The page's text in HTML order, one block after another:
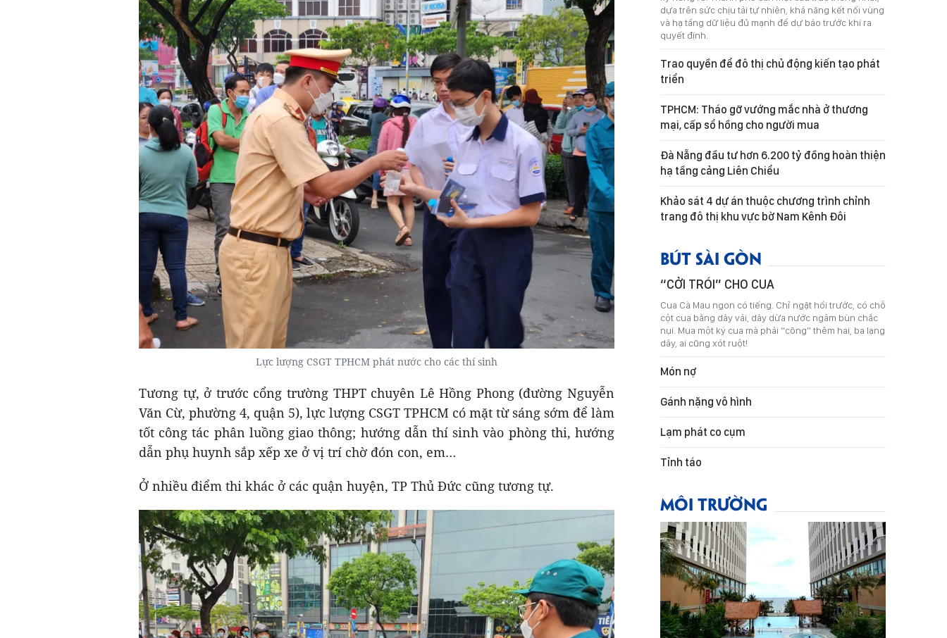
Lực lượng CSGT TPHCM phát nước cho các thí sinh
Tương tự, ở trước cổng trường THPT chuyên Lê Hồng Phong (đường Nguyễn
Văn Cừ, phường 4, quận 5), lực lượng CSGT TPHCM có mặt từ sáng sớm để làm
tốt công tác phân luồng giao thông; hướng dẫn thí sinh vào phòng thi, hướng
dẫn phụ huynh sắp xếp xe ở vị trí chờ đón con, em…
Ở nhiều điểm thi khác ở các quận huyện, TP Thủ Đức cũng tương tự.
dựa trên sức chịu tải tự nhiên, khả năng kết nối vùng
và hạ tầng dữ liệu đủ mạnh để dự báo trước khi ra
quyết định.
Trao quyền để đô thị chủ động kiến tạo phát
triển
TPHCM: Tháo gỡ vướng mắc nhà ở thương
mại, cấp sổ hồng cho người mua
Đà Nẵng đầu tư hơn 6.200 tỷ đồng hoàn thiện
hạ tầng cảng Liên Chiểu
Khảo sát 4 dự án thuộc chương trình chỉnh
trang đô thị khu vực bờ Nam Kênh Đôi
BÚT SÀI GÒN
“CỞI TRÓI” CHO CUA
Cua Cà Mau ngon có tiếng. Chỉ ngặt hồi trước, có chỗ
cột cua bằng dây vải, dây dừa nước ngâm bùn chắc
nụi. Mua một ký cua mà phải “cõng” thêm hai, ba lạng
dây, ai cũng xót ruột!
Món nợ
Gánh nặng vô hình
Lạm phát co cụm
Tỉnh táo
MÔI TRƯỜNG